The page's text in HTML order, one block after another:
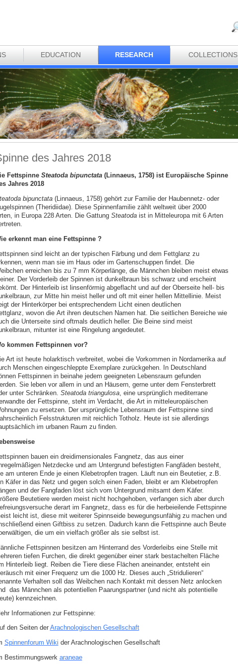
EDUCATION RESEARCH COLLECTIONS
des Jahres 2018
Fettspinne Steatoda bipunctata(Linnaeus, 1758) ist Europäische Spinne
Jahres 2018
bipunctata(Linnaeus, 1758) gehört zur Familie der Haubennetz- oder
(Theridiidae). Diese Spinnenfamilie zählt weltweit über 2000
in Europa 228 Arten. Die Gattung Steatodaist in Mitteleuropa mit 6 Arten
erkennt man eine Fettspinne ?
sind leicht an der typischen Färbung und dem Fettglanz zu
wenn man sie im Haus oder im Gartenschuppen findet. Die
erreichen bis zu 7 mm Körperlänge, die Männchen bleiben meist etwas
Der Vorderleib der Spinnen ist dunkelbraun bis schwarz und erscheint
Der Hinterleib ist linsenförmig abgeflacht und auf der Oberseite hell- bis
zur Mitte hin meist heller und oft mit einer hellen Mittellinie. Meist
der Hinterkörper bei entsprechendem Licht einen deutlichen
wovon die Art ihren deutschen Namen hat. Die seitlichen Bereiche wie
die Unterseite sind oftmals deutlich heller. Die Beine sind meist
mitunter ist eine Ringelung angedeutet.
kommen Fettspinnen vor?
Art ist heute holarktisch verbreitet, wobei die Vorkommen in Nordamerika auf
Menschen eingeschleppte Exemplare zurückgehen. In Deutschland
Fettspinnen in beinahe jedem geeigneten Lebensraum gefunden
Sie leben vor allem in und an Häusern, gerne unter dem Fensterbrett
unter Schränken. Steatoda triangulosa, eine ursprünglich mediterrane
der Fettspinne, steht im Verdacht, die Art in mitteleuropäischen
zu ersetzen. Der ursprüngliche Lebensraum der Fettspinne sind
Felsstrukturen mit reichlich Totholz. Heute ist sie allerdings
im urbanen Raum zu finden.
bauen ein dreidimensionales Fangnetz, das aus einer
Netzdecke und am Untergrund befestigten Fangfäden besteht,
am unteren Ende je einen Klebetropfen tragen. Läuft nun ein Beutetier, z.B.
Käfer in das Netz und gegen solch einen Faden, bleibt er am Klebetropfen
und der Fangfaden löst sich vom Untergrund mitsamt dem Käfer.
Beutetiere werden meist nicht hochgehoben, verfangen sich aber durch
derart im Fangnetz, dass es für die herbeieilende Fettspinne
leicht ist, diese mit weiterer Spinnseide bewegungsunfähig zu machen und
einen Giftbiss zu setzen. Dadurch kann die Fettspinne auch Beute
die um ein vielfach größer als sie selbst ist.
Fettspinnen besitzen am Hinterrand des Vorderleibs eine Stelle mit
tiefen Furchen, die direkt gegenüber einer stark bestachelten Fläche
Hinterleib liegt. Reiben die Tiere diese Flächen aneinander, entsteht ein
mit einer Frequenz um die 1000 Hz. Dieses auch „Stridulieren“
Verhalten soll das Weibchen nach Kontakt mit dessen Netz anlocken
das Männchen als potentiellen Paarungspartner (und nicht als potentielle
kennzeichnen.
Informationen zur Fettspinne:
den Seiten der Arachnologischen Gesellschaft
Spinnenforum Wiki der Arachnologischen Gesellschaft
Bestimmungswerk araneae